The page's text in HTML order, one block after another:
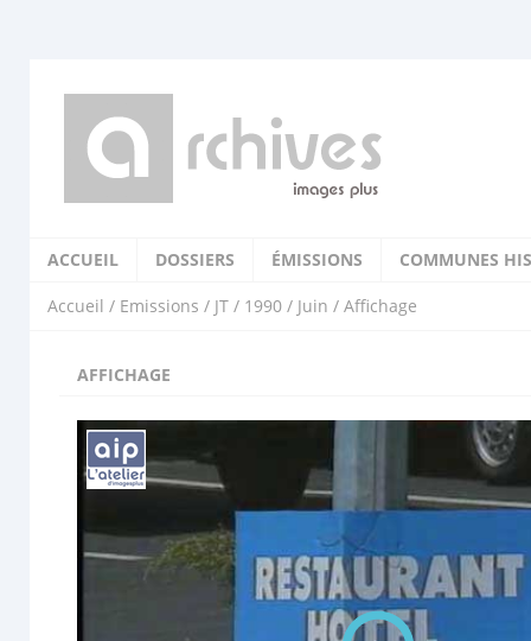
ACCUEIL DOSSIERS ÉMISSIONS COMMUNES
Accueil / Emissions / JT / 1990 / Juin / Affichage
AFFICHAGE